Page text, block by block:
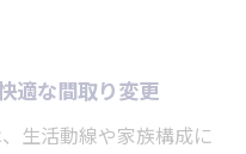
適な間取り変更
生活動線や家族構成に